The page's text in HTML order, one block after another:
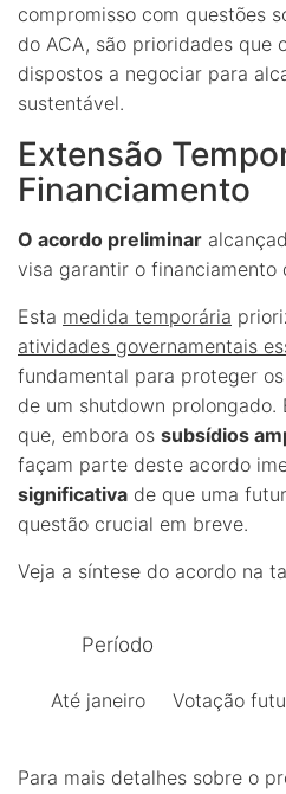
compromisso com questões
do ACA, são prioridades que
dispostos a negociar para
sustentável.
Extensão
Financiamento
O acordo preliminar
visa garantir o financiamento
Esta medida temporária
atividades governamentais
fundamental para proteger
de um shutdown
que, embora os subsídios
façam parte deste acordo
significativa de que uma
questão crucial em breve.
Veja a síntese do acordo na
Período
Até janeiro Votação
Para mais detalhes sobre o